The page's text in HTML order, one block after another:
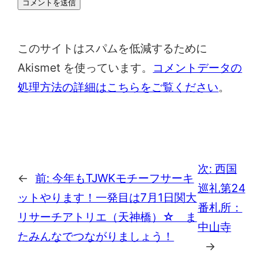
このサイトはスパムを低減するために
Akismet を使っています。
コメントデータの
処理方法の詳細はこちらをご覧ください。
← 前:今年もTJWKモチーフサーキ
ットやります！一発目は7月1日関大
リサーチアトリエ（天神橋）☆ ま
たみんなでつながりましょう！
次: 西国
巡礼第24
番札所：
中山寺
→